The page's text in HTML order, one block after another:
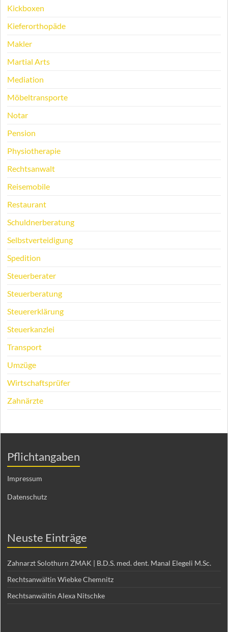
Kickboxen
Kieferorthopäde
Makler
Martial Arts
Mediation
Möbeltransporte
Notar
Pension
Physiotherapie
Rechtsanwalt
Reisemobile
Restaurant
Schuldnerberatung
Selbstverteidigung
Spedition
Steuerberater
Steuerberatung
Steuererklärung
Steuerkanzlei
Transport
Umzüge
Wirtschaftsprüfer
Zahnärzte
Pflichtangaben
Impressum
Datenschutz
Neuste Einträge
Zahnarzt Solothurn ZMAK | B.D.S. med. dent. Manal Elegeli M.Sc.
Rechtsanwältin Wiebke Chemnitz
Rechtsanwältin Alexa Nitschke